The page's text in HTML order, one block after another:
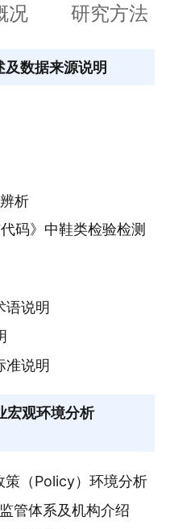
况 研究方法
及数据来源说明
析
码》中鞋类检验检测
语说明
准说明
宏观环境分析
策（Policy）环境分析
管体系及机构介绍